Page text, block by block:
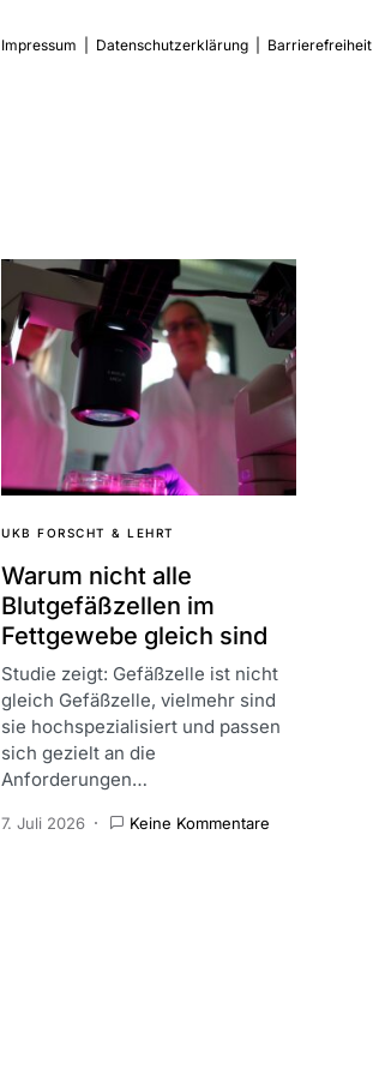
Impressum Datenschutzerklärung Barrierefreiheit
UKB FORSCHT & LEHRT
Warum nicht alle
Blutgefäßzellen im
Fettgewebe gleich sind
Studie zeigt: Gefäßzelle ist nicht
gleich Gefäßzelle, vielmehr sind
sie hochspezialisiert und passen
sich gezielt an die
Anforderungen…
7. Juli 2026 Keine Kommentare